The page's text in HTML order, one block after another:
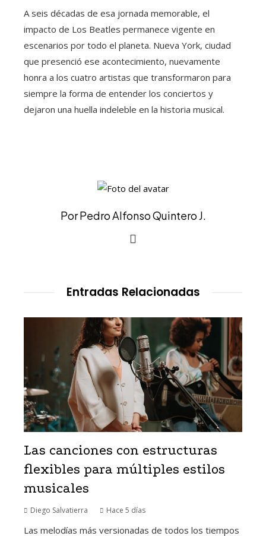
A seis décadas de esa jornada memorable, el
impacto de Los Beatles permanece vigente en
escenarios por todo el planeta. Nueva York, ciudad
que presenció ese acontecimiento, nuevamente
honra a los cuatro artistas que transformaron para
siempre la forma de entender los conciertos y
dejaron una huella indeleble en la historia musical.
Por Pedro Alfonso Quintero J.
Entradas Relacionadas
Las canciones con estructuras
flexibles para múltiples estilos
musicales
Diego Salvatierra Hace 5 días
Las melodías más versionadas de todos los tiempos